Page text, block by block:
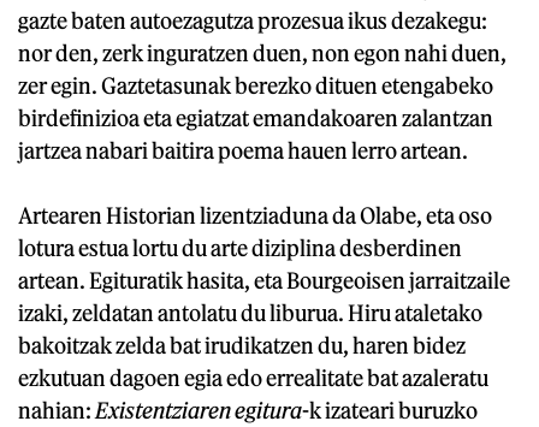
gazte baten autoezagutza prozesua ikus dezakegu:
nor den, zerk inguratzen duen, non egon nahi duen,
zer egin. Gaztetasunak berezko dituen etengabeko
birdefinizioa eta egiatzat emandakoaren zalantzan
jartzea nabari baitira poema hauen lerro artean.
Artearen Historian lizentziaduna da Olabe, eta oso
lotura estua lortu du arte diziplina desberdinen
artean. Egituratik hasita, eta Bourgeoisen jarraitzaile
izaki, zeldatan antolatu du liburua. Hiru ataletako
bakoitzak zelda bat irudikatzen du, haren bidez
ezkutuan dagoen egia edo errealitate bat azaleratu
nahian: Existentziaren egitura-k izateari buruzko